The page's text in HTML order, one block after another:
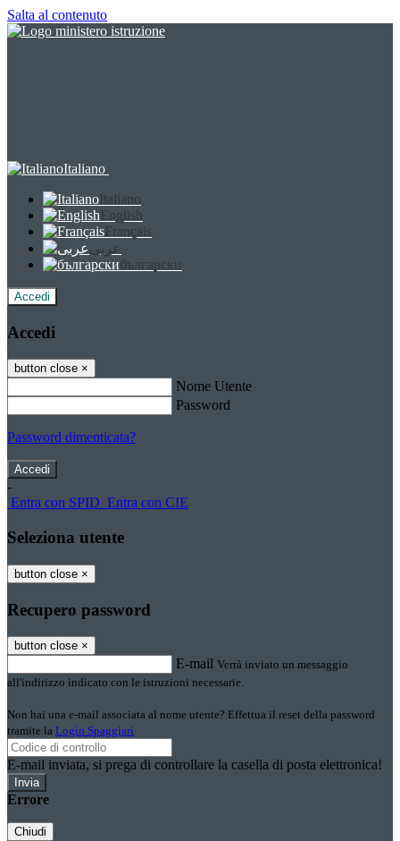
Salta al contenuto
Italiano
Italiano
English
Français
عربى
български
Accedi
Accedi
button close ×
Nome Utente
Password
Password dimenticata?
-
Entra con SPID Entra con CIE
Seleziona utente
button close ×
Recupero password
button close ×
E-mail Verrà inviato un messaggio
all'indirizzo indicato con le istruzioni necessarie.
Non hai una e-mail associata al nome utente? Effettua il reset della password
tramite la Login Spaggiari
E-mail inviata, si prega di controllare la casella di posta elettronica!
Errore
Chiudi